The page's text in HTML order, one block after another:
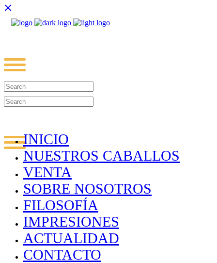
INICIO
NUESTROS CABALLOS
VENTA
SOBRE NOSOTROS
FILOSOFÍA
IMPRESIONES
ACTUALIDAD
CONTACTO